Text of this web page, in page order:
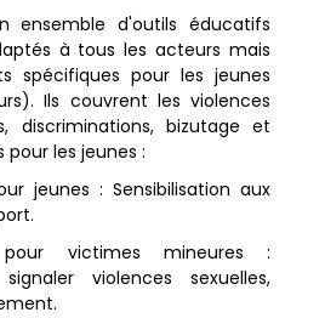
ensemble d'outils éducatifs
à tous les acteurs mais
spécifiques pour les jeunes
Ils couvrent les violences
discriminations, bizutage et
les jeunes :
jeunes : Sensibilisation aux
victimes mineures :
violences sexuelles,